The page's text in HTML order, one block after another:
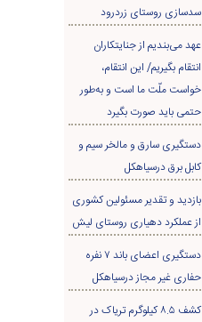
سدسازی روستای زردرود
عهد می‌بندیم از جنایتکاران
انتقام بگیریم/ این انتقام،
خواست ملّت ما است و به‌طور
حتمی باید صورت بگیرد
دستگیری سارق و مالخر سیم و
کابل برق درسیاهکل
بازدید و تقدیر مسئولین کشوری
از عملکرد دهیاری روستای لیش
دستگیری اعضای باند ۷ نفره
حفاری غير مجاز درسیاهکل
کشف ۸.۵ کیلوگرم تریاک در